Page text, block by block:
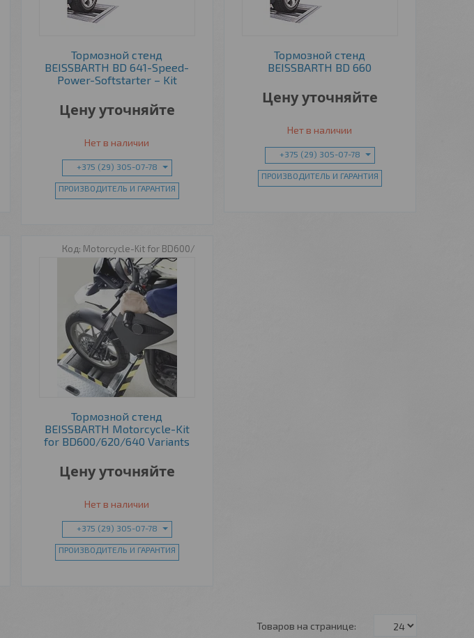
Тормозной стенд
BEISSBARTH BD 641-Speed-
Power-Softstarter – Kit
Цену уточняйте
Нет в наличии
+375 (29) 305-07-78
ПРОИЗВОДИТЕЛЬ И ГАРАНТИЯ
Тормозной стенд
BEISSBARTH BD 660
Цену уточняйте
Нет в наличии
+375 (29) 305-07-78
ПРОИЗВОДИТЕЛЬ И ГАРАНТИЯ
Motorcycle-Kit for BD600/
Тормозной стенд
BEISSBARTH Motorcycle-Kit
for BD600/620/640 Variants
Цену уточняйте
Нет в наличии
+375 (29) 305-07-78
ПРОИЗВОДИТЕЛЬ И ГАРАНТИЯ